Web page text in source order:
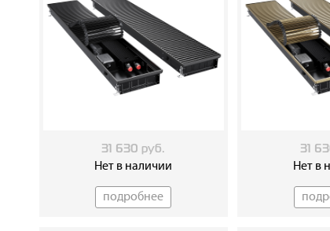
31 630 руб.
Нет в наличии
подробнее
31
Нет в